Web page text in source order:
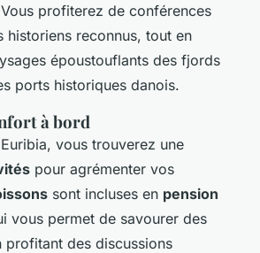
profiterez de conférences
historiens reconnus, tout en
époustouflants des fjords
ports historiques danois.
à bord
vous trouverez une
pour agrémenter vos
sont incluses en pension
vous permet de savourer des
profitant des discussions